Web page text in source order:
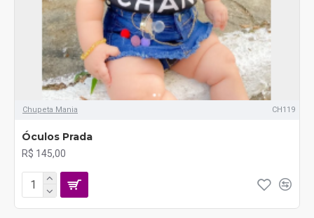
Chupeta Mania CH119
Óculos Prada
R$ 145,00